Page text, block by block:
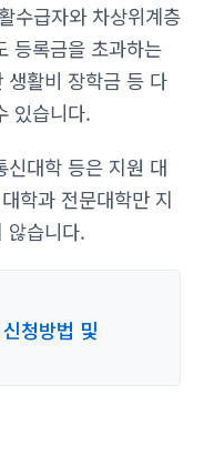
수급자와 차상위계층
등록금을 초과하는
생활비 장학금 등 다
있습니다.
신대학 등은 지원 대
학과 전문대학만 지
않습니다.
청방법 및